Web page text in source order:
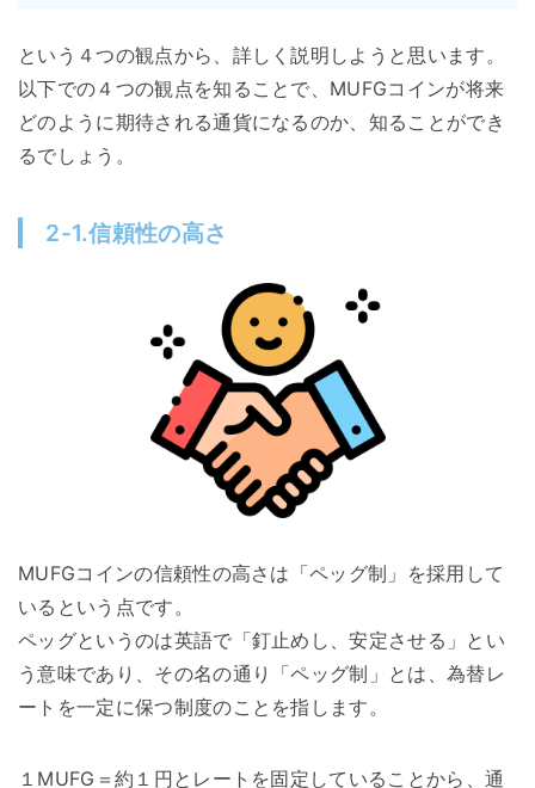
という４つの観点から、詳しく説明しようと思います。
以下での４つの観点を知ることで、MUFGコインが将来
どのように期待される通貨になるのか、知ることができ
るでしょう。
2-1.信頼性の高さ
MUFGコインの信頼性の高さは「ペッグ制」を採用して
いるという点です。
ペッグというのは英語で「釘止めし、安定させる」とい
う意味であり、その名の通り「ペッグ制」とは、為替レ
ートを一定に保つ制度のことを指します。
１MUFG＝約１円とレートを固定していることから、通